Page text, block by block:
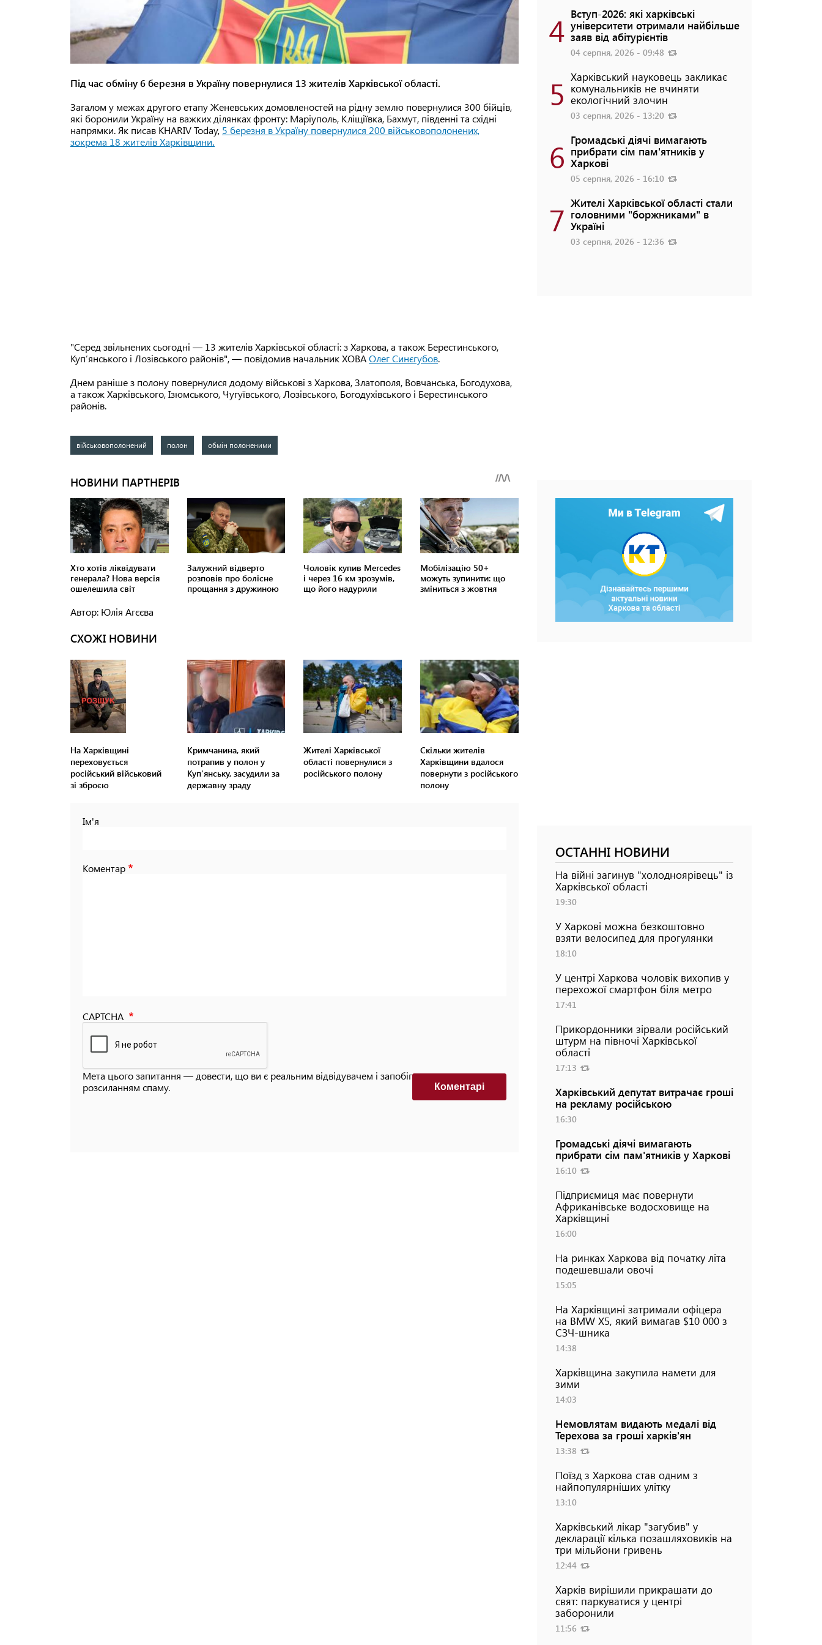
Під час обміну 6 березня в Україну повернулися 13 жителів Харківської області.
Загалом у межах другого етапу Женевських домовленостей на рідну землю повернулися 300 бійців,
які боронили Україну на важких ділянках фронту: Маріуполь, Кліщіївка, Бахмут, південні та східні
напрямки. Як писав KHARIV Today, 5 березня в Україну повернулися 200 військовополонених,
зокрема 18 жителів Харківщини.
"Серед звільнених сьогодні — 13 жителів Харківської області: з Харкова, а також Берестинського,
Куп’янського і Лозівського районів", — повідомив начальник ХОВАОлег Синєгубов.
Днем раніше з полону повернулися додому військові з Харкова, Златополя, Вовчанська, Богодухова,
а також Харківського, Ізюмського, Чугуївського, Лозівського, Богодухівського і Берестинського
районів.
військовополонений полон обмін полоненими
Автор: Юлія Агєєва
СХОЖІ НОВИНИ
На Харківщині
переховується
російський військовий
зі зброєю
Кримчанина, який
потрапив у полон у
Куп'янську, засудили за
державну зраду
Жителі Харківської
області повернулися з
російського полону
Скільки жителів
Харківщини вдалося
повернути з російського
полону
Ім'я
Коментар
CAPTCHA
Мета цього запитання — довести, що ви є реальним відвідувачем і запобігти автоматизованим
розсиланням спаму.
Коментарi
4 Вступ-2026: які харківські
університети отримали найбільше
заяв від абітурієнтів
04 серпня, 2026 - 09:48
5 Харківський науковець закликає
комунальників не вчиняти
екологічний злочин
03 серпня, 2026 - 13:20
6 Громадські діячі вимагають
прибрати сім пам'ятників у
Харкові
05 серпня, 2026 - 16:10
7 Жителі Харківської області стали
головними "боржниками" в
Україні
03 серпня, 2026 - 12:36
ОСТАННІ НОВИНИ
На війні загинув "холодноярівець" із
Харківської області
19:30
У Харкові можна безкоштовно
взяти велосипед для прогулянки
18:10
У центрі Харкова чоловік вихопив у
перехожої смартфон біля метро
17:41
Прикордонники зірвали російський
штурм на півночі Харківської
області
17:13
Харківський депутат витрачає гроші
на рекламу російською
16:30
Громадські діячі вимагають
прибрати сім пам'ятників у Харкові
16:10
Підприємиця має повернути
Африканівське водосховище на
Харківщині
16:00
На ринках Харкова від початку літа
подешевшали овочі
15:05
На Харківщині затримали офіцера
на BMW Х5, який вимагав $10 000 з
СЗЧ-шника
14:38
Харківщина закупила намети для
зими
14:03
Немовлятам видають медалі від
Терехова за гроші харків'ян
13:38
Поїзд з Харкова став одним з
найпопулярніших улітку
13:10
Харківський лікар "загубив" у
декларації кілька позашляховиків на
три мільйони гривень
12:44
Харків вирішили прикрашати до
свят: паркуватися у центрі
заборонили
11:56